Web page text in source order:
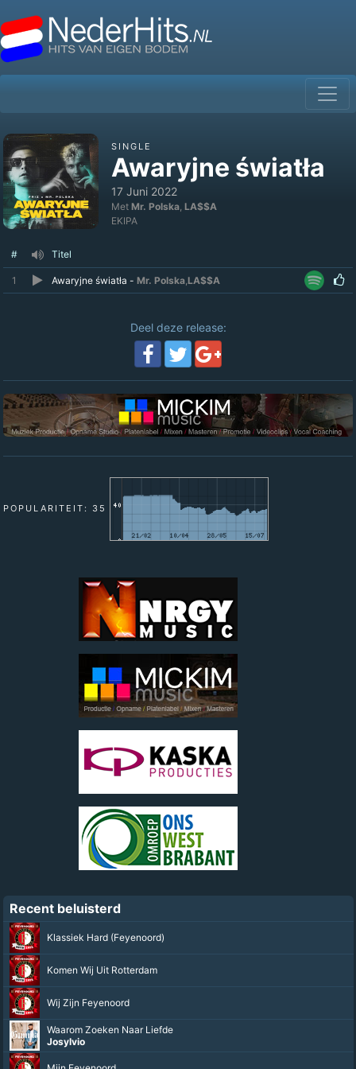
SINGLE
Awaryjne światła
17 Juni 2022
Met Mr. Polska, LA$$A
EKIPA
# Titel
1 Awaryjne światła - Mr. Polska,LA$$A
Deel deze release:
POPULARITEIT: 35
Recent beluisterd
Klassiek Hard (Feyenoord)
Komen Wij Uit Rotterdam
Wij Zijn Feyenoord
Waarom Zoeken Naar Liefde
Josylvio